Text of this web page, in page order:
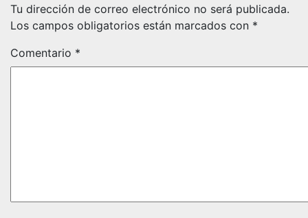
Tu dirección de correo electrónico no será publicada.
Los campos obligatorios están marcados con *
Comentario *